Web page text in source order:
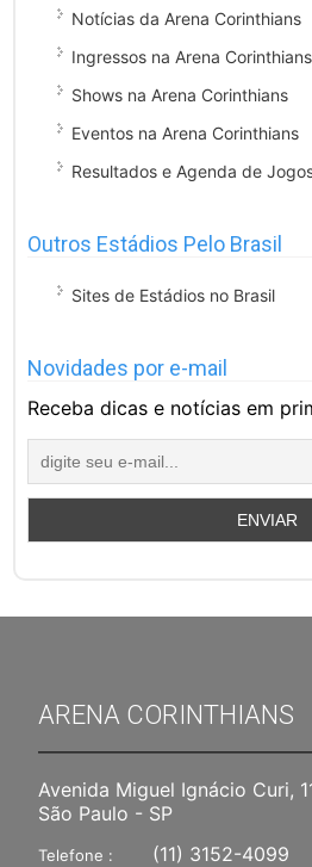
Notícias da Arena Corinthians
Ingressos na Arena Corinthians
Shows na Arena Corinthians
Eventos na Arena Corinthians
Resultados e Agenda de
Outros Estádios Pelo Brasil
Sites de Estádios no Brasil
Novidades por e-mail
Receba dicas e notícias em
ARENA CORINTHIANS
Avenida Miguel Ignácio Curi,
São Paulo - SP
Telefone : (11) 3152-4099